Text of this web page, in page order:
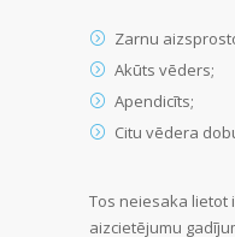
Zarnu
Akūts vēders;
Apendicīts;
Citu vēdera
Tos neiesaka lietot
aizcietējumu